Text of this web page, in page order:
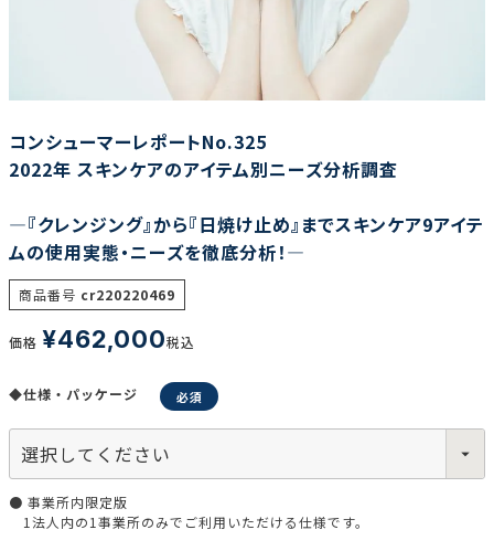
調査の種類で選ぶ
リセット 検索する
コンシューマーレポートNo.325
2022年 スキンケアのアイテム別ニーズ分析調査
―『クレンジング』から『日焼け止め』までスキンケア9アイテ
ムの使用実態・ニーズを徹底分析！―
商品番号 cr220220469
価格 ¥462,000税込
◆仕様・パッケージ
● 事業所内限定版
1法人内の1事業所のみでご利用いただける仕様です。